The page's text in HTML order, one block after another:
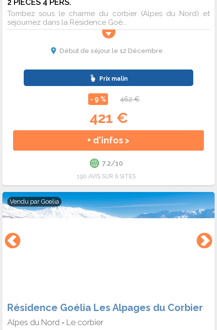
Tombez sous le charme du corbier (Alpes du Nord) et
séjournez dans la Résidence Goé...
Début de séjour le 12 Décembre
Prix malin
- 9 % 462 €
421 €
+ d'infos >
7.2/10
190 AVIS SUR 6 SITES
Vendu par Goelia
Résidence Goélia Les Alpages du Corbier
Alpes du Nord - Le corbier